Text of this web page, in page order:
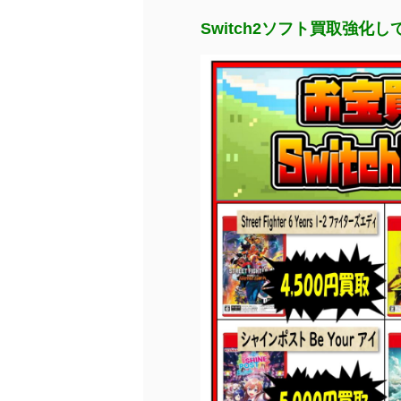
Switch2ソフト買取強化し